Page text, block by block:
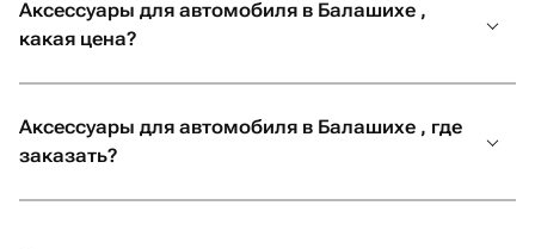
Аксессуары для автомобиля в Балашихе ,
какая цена?
Аксессуары для автомобиля в Балашихе , где
заказать?